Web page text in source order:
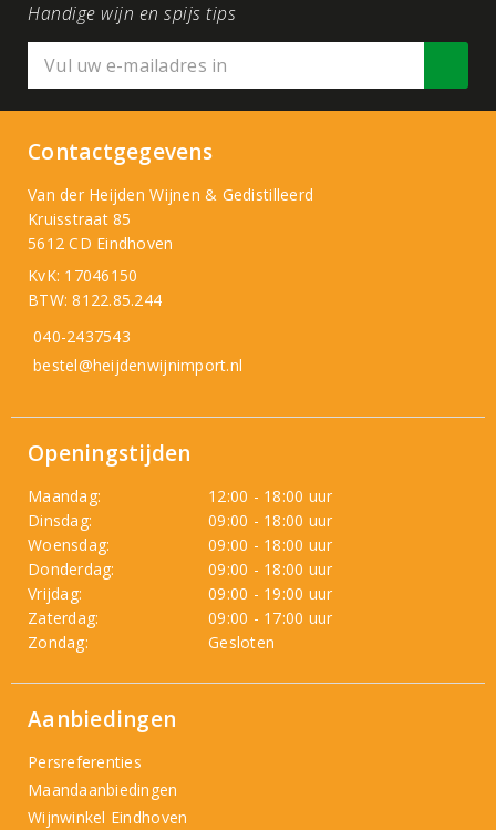
Handige wijn en spijs tips
Contactgegevens
Van der Heijden Wijnen & Gedistilleerd
Kruisstraat 85
5612 CD Eindhoven
KvK: 17046150
BTW: 8122.85.244
040-2437543
bestel@heijdenwijnimport.nl
Openingstijden
Maandag:
12:00 - 18:00 uur
Dinsdag:
09:00 - 18:00 uur
Woensdag:
09:00 - 18:00 uur
Donderdag:
09:00 - 18:00 uur
Vrijdag:
09:00 - 19:00 uur
Zaterdag:
09:00 - 17:00 uur
Zondag:
Gesloten
Aanbiedingen
Persreferenties
Maandaanbiedingen
Wijnwinkel Eindhoven